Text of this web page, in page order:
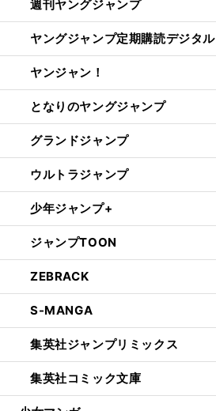
週刊ヤングジャンプ
ヤングジャンプ定期購読デジタル
ヤンジャン！
となりのヤングジャンプ
グランドジャンプ
ウルトラジャンプ
少年ジャンプ+
ジャンプTOON
ZEBRACK
S-MANGA
集英社ジャンプリミックス
集英社コミック文庫